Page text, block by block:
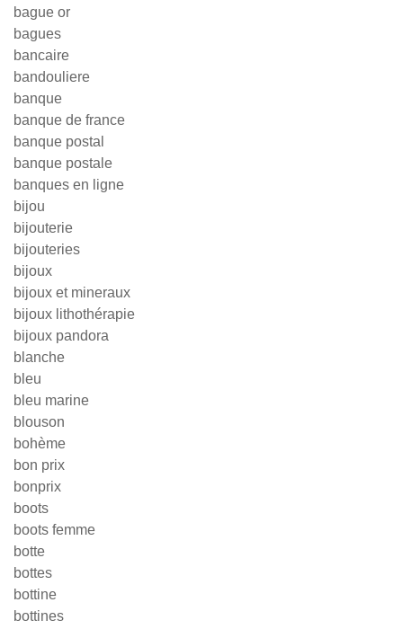
bague or
bagues
bancaire
bandouliere
banque
banque de france
banque postal
banque postale
banques en ligne
bijou
bijouterie
bijouteries
bijoux
bijoux et mineraux
bijoux lithothérapie
bijoux pandora
blanche
bleu
bleu marine
blouson
bohème
bon prix
bonprix
boots
boots femme
botte
bottes
bottine
bottines